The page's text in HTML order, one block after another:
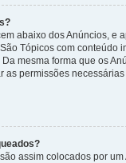
abaixo dos Anúncios, e
Tópicos com conteúdo
mesma forma que os
as permissões
assim colocados por um